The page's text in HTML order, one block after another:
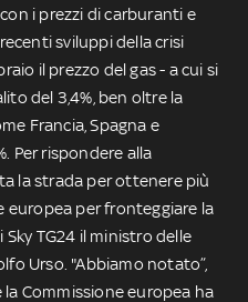
i prezzi di carburanti e
sviluppi della crisi
il prezzo del gas - a cui si
del 3,4%, ben oltre la
Francia, Spagna e
Per rispondere alla
la strada per ottenere più
europea per fronteggiare la
TG24 il ministro delle
Urso. "Abbiamo notato”,
Commissione europea ha